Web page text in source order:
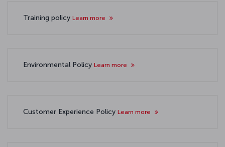
Training policy Learn more
Environmental Policy Learn more
Customer Experience Policy Learn more